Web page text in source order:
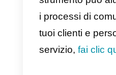
a un bot
quesiti.
porterà il